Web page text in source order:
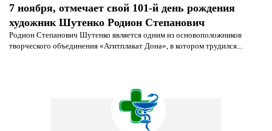
7 ноября, отмечает свой 101-й день рождения
художник Шутенко Родион Степанович
Родион Степанович Шутенко является одним из основоположников
творческого объединения «Агитплакат Дона», в котором трудился...